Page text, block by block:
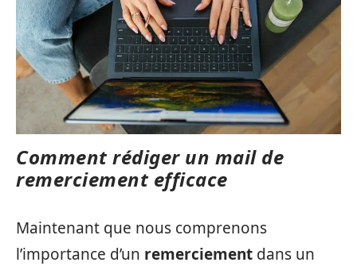
Comment rédiger un mail de
remerciement efficace
Maintenant que nous comprenons
l’importance d’un remerciement dans un